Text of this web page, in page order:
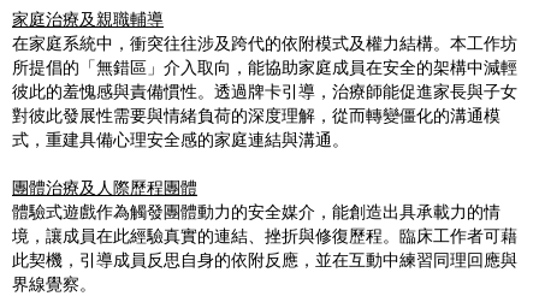
家庭治療及親職輔導
在家庭系統中，衝突往往涉及跨代的依附模式及權力結構。本工作坊
所提倡的「無錯區」介入取向，能協助家庭成員在安全的架構中減輕
彼此的羞愧感與責備慣性。透過牌卡引導，治療師能促進家長與子女
對彼此發展性需要與情緒負荷的深度理解，從而轉變僵化的溝通模
式，重建具備心理安全感的家庭連結與溝通。
團體治療及人際歷程團體
體驗式遊戲作為觸發團體動力的安全媒介，能創造出具承載力的情
境，讓成員在此經驗真實的連結、挫折與修復歷程。臨床工作者可藉
此契機，引導成員反思自身的依附反應，並在互動中練習同理回應與
界線覺察。